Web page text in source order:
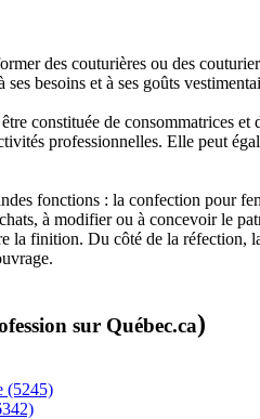
des couturières ou des
besoins et à ses goûts
constituée de consommatrices
professionnelles. Elle peut
fonctions : la confection pour
à modifier ou à concevoir le
la finition. Du côté de la réfection,
sur Québec.ca)
(5245)